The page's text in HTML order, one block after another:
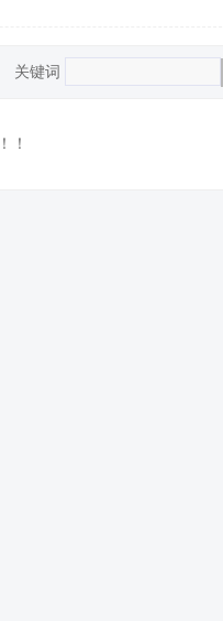
关键词
！